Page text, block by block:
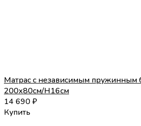
Матрас с независимым пружинным
200х80см/H16см
14 690₽
Купить